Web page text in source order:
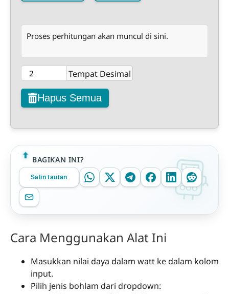
Proses perhitungan akan muncul di sini.
Tempat Desimal
Hapus Semua
BAGIKAN INI?
Salin tautan
Cara Menggunakan Alat Ini
Masukkan nilai daya dalam watt ke dalam kolom
input.
Pilih jenis bohlam dari dropdown: